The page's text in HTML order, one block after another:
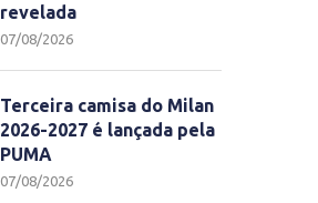
revelada
07/08/2026
Terceira camisa do Milan
2026-2027 é lançada pela
PUMA
07/08/2026